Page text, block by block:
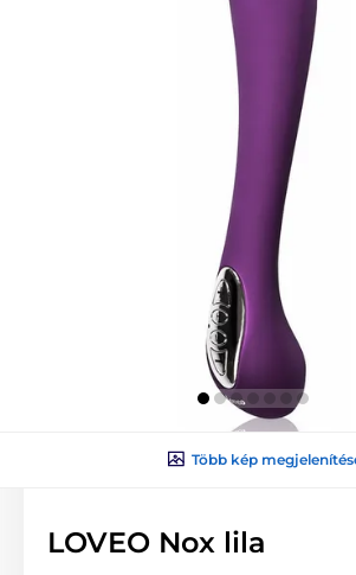
Több kép
LOVEO Nox lila